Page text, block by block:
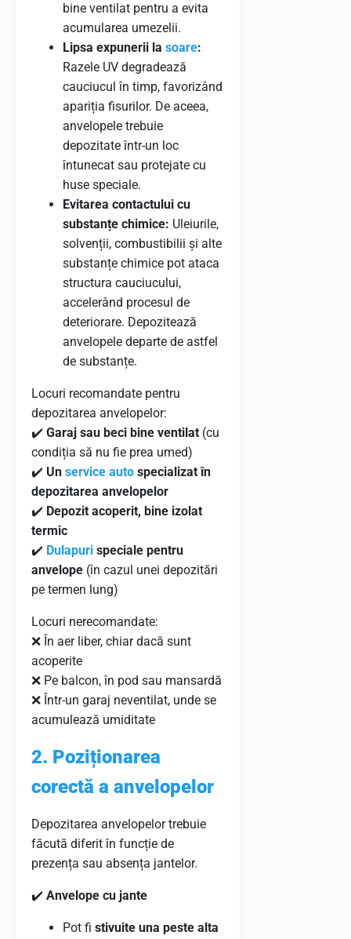
bine ventilat pentru a evita
acumularea umezelii.
Lipsa expunerii la soare:
Razele UV degradează
cauciucul în timp, favorizând
apariția fisurilor. De aceea,
anvelopele trebuie
depozitate într-un loc
întunecat sau protejate cu
huse speciale.
Evitarea contactului cu
substanțe chimice: Uleiurile,
solvenții, combustibilii și alte
substanțe chimice pot ataca
structura cauciucului,
accelerând procesul de
deteriorare. Depozitează
anvelopele departe de astfel
de substanțe.
Locuri recomandate pentru
depozitarea anvelopelor:
✔️ Garaj sau beci bine ventilat (cu
condiția să nu fie prea umed)
✔️ Un service auto specializat în
depozitarea anvelopelor
✔️ Depozit acoperit, bine izolat
termic
✔️ Dulapuri speciale pentru
anvelope (în cazul unei depozitări
pe termen lung)
Locuri nerecomandate:
❌ În aer liber, chiar dacă sunt
acoperite
❌ Pe balcon, în pod sau mansardă
❌ Într-un garaj neventilat, unde se
acumulează umiditate
2. Poziționarea
corectă a anvelopelor
Depozitarea anvelopelor trebuie
făcută diferit în funcție de
prezența sau absența jantelor.
✔️ Anvelope cu jante
Pot fi stivuite una peste alta